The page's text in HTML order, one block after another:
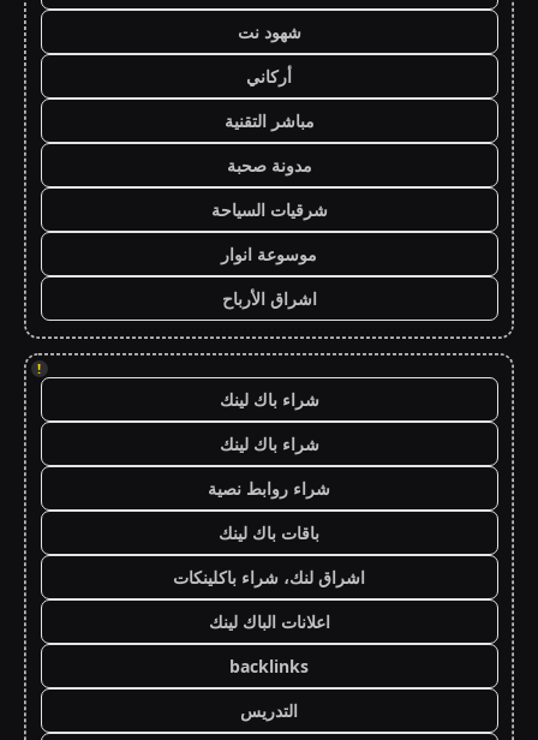
شهود نت
أركاني
مباشر التقنية
مدونة صحبة
شرقيات السياحة
موسوعة انوار
اشراق الأرباح
!
شراء باك لينك
شراء باك لينك
شراء روابط نصية
باقات باك لينك
اشراق لنك، شراء باكلينكات
اعلانات الباك لينك
backlinks
التدريس